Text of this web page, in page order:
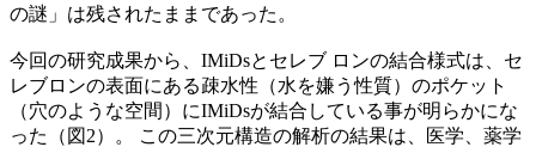
の謎」は残されたままであった。
今回の研究成果から、IMiDsとセレブ ロンの結合様式は、セ
レブロンの表面にある疎水性（水を嫌う性質）のポケット
（穴のような空間）にIMiDsが結合している事が明らかにな
った（図2）。 この三次元構造の解析の結果は、医学、薬学